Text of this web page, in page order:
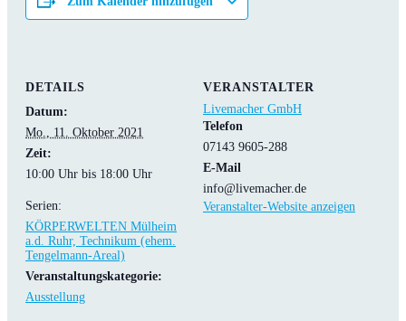
DETAILS
Datum:
Mo., 11. Oktober 2021
Zeit:
10:00 Uhr bis 18:00 Uhr
Serien:
KÖRPERWELTEN Mülheim
a.d. Ruhr, Technikum (ehem.
Tengelmann-Areal)
Veranstaltungskategorie:
Ausstellung
VERANSTALTER
Livemacher GmbH
Telefon
07143 9605-288
E-Mail
info@livemacher.de
Veranstalter-Website anzeigen